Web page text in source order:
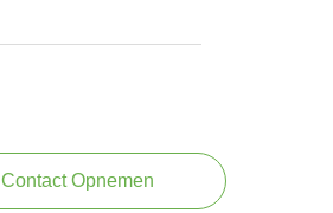
Contact Opnemen